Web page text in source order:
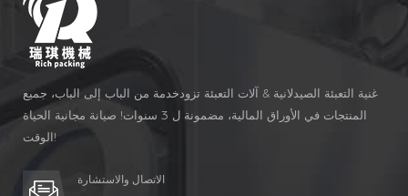
غنية التعبئة الصيدلانية & آلات التعبئة تزودخدمة من الباب إلى الباب، جميع
المنتجات في الأوراق المالية، مضمونة ل 3 سنوات! صيانة مجانية الحياة
الوقت!
الاتصال والاستشارة